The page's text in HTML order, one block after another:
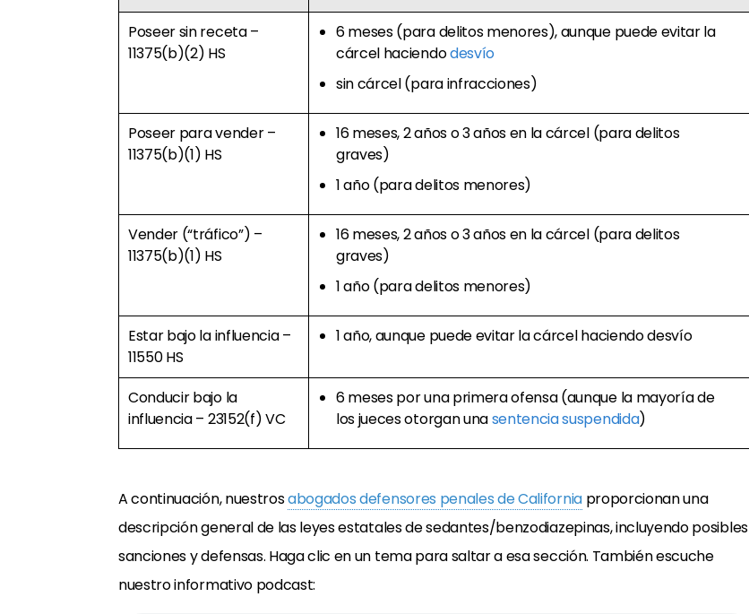
Poseer sin receta –
11375(b)(2) HS
6 meses (para delitos menores), aunque puede evitar la
cárcel haciendodesvío
sin cárcel (para infracciones)
Poseer para vender –
11375(b)(1) HS
16 meses, 2 años o 3 años en la cárcel (para delitos
graves)
1 año (para delitos menores)
Vender (“tráfico”) –
11375(b)(1) HS
16 meses, 2 años o 3 años en la cárcel (para delitos
graves)
1 año (para delitos menores)
Estar bajo la influencia –
11550 HS
1 año, aunque puede evitar la cárcel haciendo desvío
Conducir bajo la
influencia – 23152(f) VC
6 meses por una primera ofensa (aunque la mayoría de
los jueces otorgan unasentencia suspendida)
A continuación, nuestrosabogados defensores penales de Californiaproporcionan una
descripción general de las leyes estatales de sedantes/benzodiazepinas, incluyendo posibles
sanciones y defensas. Haga clic en un tema para saltar a esa sección. También escuche
nuestro informativo podcast: